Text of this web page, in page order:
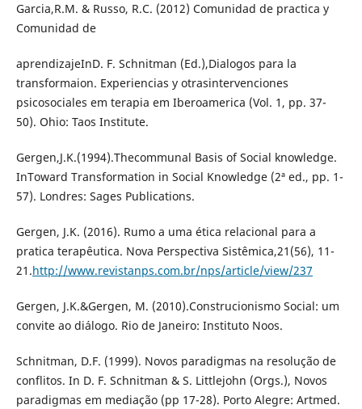
Garcia,R.M. & Russo, R.C. (2012) Comunidad de practica y
Comunidad de
aprendizajeInD. F. Schnitman (Ed.),Dialogos para la
transformaion. Experiencias y otrasintervenciones
psicosociales em terapia em Iberoamerica (Vol. 1, pp. 37-
50). Ohio: Taos Institute.
Gergen,J.K.(1994).Thecommunal Basis of Social knowledge.
InToward Transformation in Social Knowledge (2ª ed., pp. 1-
57). Londres: Sages Publications.
Gergen, J.K. (2016). Rumo a uma ética relacional para a
pratica terapêutica. Nova Perspectiva Sistêmica,21(56), 11-
21.http://www.revistanps.com.br/nps/article/view/237
Gergen, J.K.&Gergen, M. (2010).Construcionismo Social: um
convite ao diálogo. Rio de Janeiro: Instituto Noos.
Schnitman, D.F. (1999). Novos paradigmas na resolução de
conflitos. In D. F. Schnitman & S. Littlejohn (Orgs.), Novos
paradigmas em mediação (pp 17-28). Porto Alegre: Artmed.